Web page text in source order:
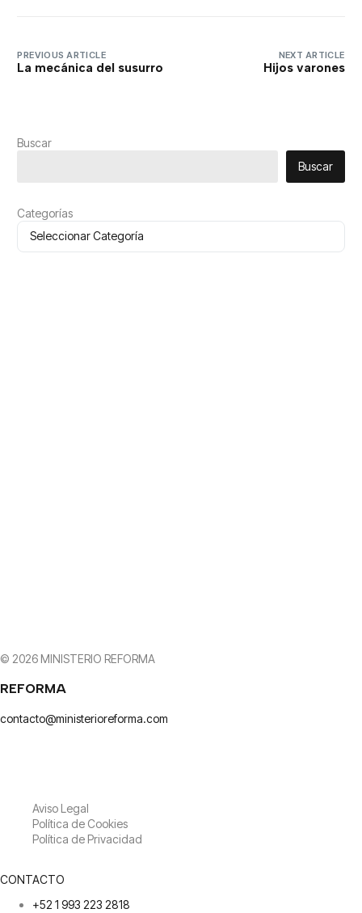
PREVIOUS ARTICLE
La mecánica del susurro
NEXT ARTICLE
Hijos varones
Buscar
Buscar
Categorías
© 2026 MINISTERIO REFORMA
REFORMA
contacto@ministerioreforma.com
Aviso Legal
Política de Cookies
Política de Privacidad
CONTACTO
+52 1 993 223 2818